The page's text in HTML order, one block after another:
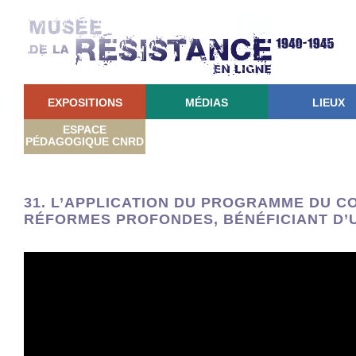
EXPOSITIONS MÉDIAS LIEUX
ESPACE
PÉDAGOGIQUE CNRD
31. L’APPLICATION DU PROGRAMME DU
RÉFORMES PROFONDES, BÉNÉFICIANT